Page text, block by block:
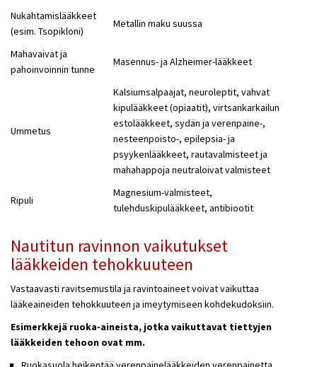
Nukahtamislääkkeet
(esim. Tsopikloni)
Metallin maku suussa
Mahavaivat ja
pahoinvoinnin tunne
Masennus- ja Alzheimer-lääkkeet
Ummetus
Kalsiumsalpaajat, neuroleptit, vahvat
kipulääkkeet (opiaatit), virtsankarkailun
estolääkkeet, sydän ja verenpaine-,
nesteenpoisto-, epilepsia- ja
psyykenlääkkeet, rautavalmisteet ja
mahahappoja neutraloivat valmisteet
Ripuli
Magnesium-valmisteet,
tulehduskipulääkkeet, antibiootit
Nautitun ravinnon vaikutukset
lääkkeiden tehokkuuteen
Vastaavasti ravitsemustila ja ravintoaineet voivat vaikuttaa
lääkeaineiden tehokkuuteen ja imeytymiseen kohdekudoksiin.
Esimerkkejä ruoka-aineista, jotka vaikuttavat tiettyjen
lääkkeiden tehoon ovat mm.